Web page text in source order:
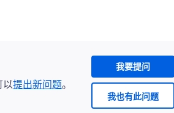
我要提问
我也有此问题
以提出新问题。